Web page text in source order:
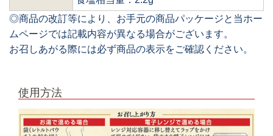
◎商品の改訂等により、お手元の商品パッケージと当ホー
ムページでは記載内容が異なる場合がございます。
お召しあがる際には必ず商品の表示をご確認ください。
使用方法